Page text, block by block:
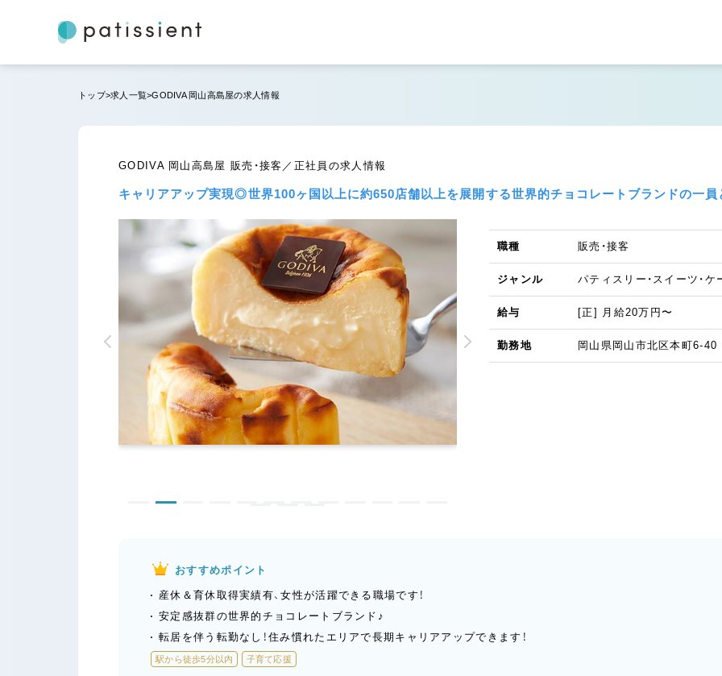
トップ 求人一覧 GODIVA 岡山高島屋の求人情報
GODIVA 岡山高島屋 販売・接客／正社員の求人情報
キャリアアップ実現◎世界100ヶ国以上に約650店舗以上を展開する世界的チョコレートブランドの一員
職種 販売・接客
ジャンル パティスリー・スイーツ・ケ
給与 [正] 月給20万円〜
勤務地 岡山県岡山市北区本町6-
おすすめポイント
産休＆育休取得実績有、女性が活躍できる職場です！
安定感抜群の世界的チョコレートブランド♪
転居を伴う転勤なし！住み慣れたエリアで長期キャリアアップできます！
駅から徒歩5分以内 子育て応援